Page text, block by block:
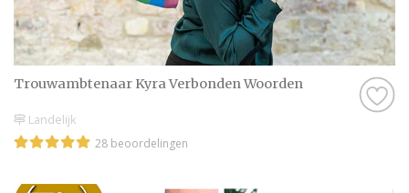
Trouwambtenaar Kyra Verbonden Woorden
Landelijk
28 beoordelingen